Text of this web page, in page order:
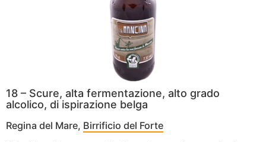
18 – Scure, alta fermentazione, alto grado
alcolico, di ispirazione belga
Regina del Mare, Birrificio del Forte